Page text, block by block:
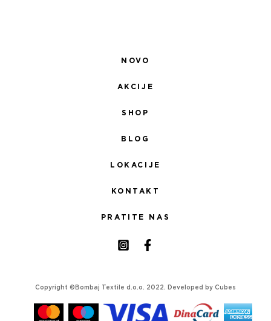
NOVO
AKCIJE
SHOP
BLOG
LOKACIJE
KONTAKT
PRATITE NAS
Copyright ©Bombaj Textile d.o.o. 2022. Developed by Cubes